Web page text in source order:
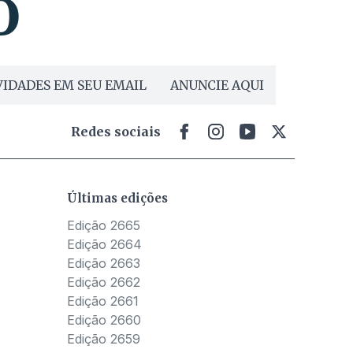
EM SEU EMAIL ANUNCIE AQUI
Redes sociais
Últimas edições
Edição 2665
Edição 2664
Edição 2663
Edição 2662
Edição 2661
Edição 2660
Edição 2659